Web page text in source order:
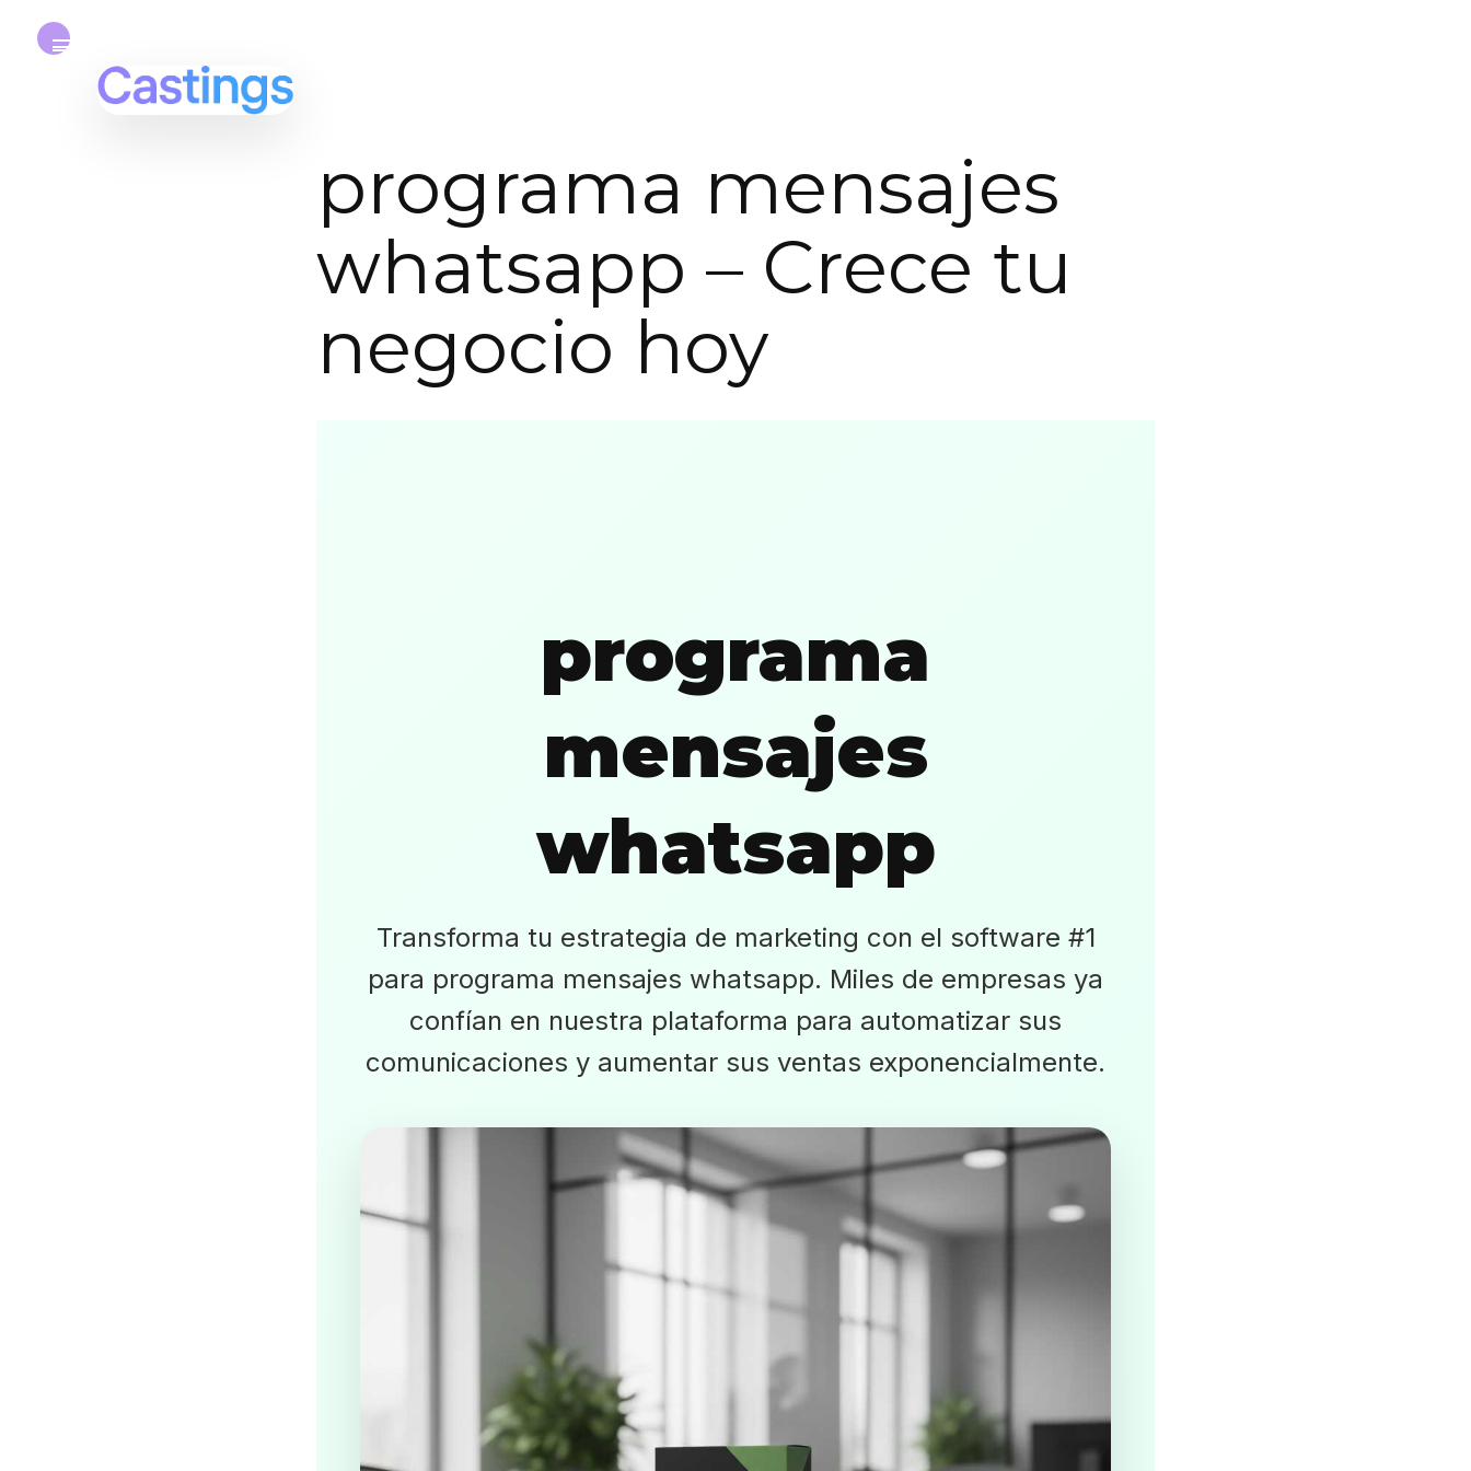
programa mensajes
whatsapp – Crece tu
negocio hoy
programa
mensajes
whatsapp
Transforma tu estrategia de marketing con el software #1
para programa mensajes whatsapp. Miles de empresas ya
confían en nuestra plataforma para automatizar sus
comunicaciones y aumentar sus ventas exponencialmente.